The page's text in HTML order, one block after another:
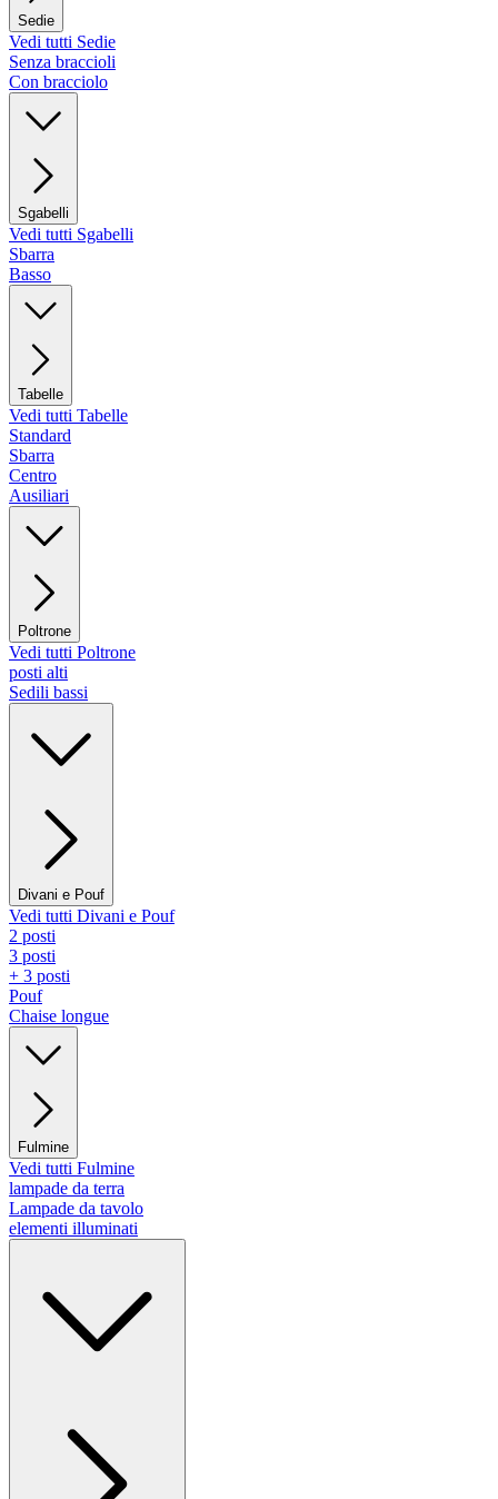
Sedie
Vedi tutti Sedie
Senza braccioli
Con bracciolo
Sgabelli
Vedi tutti Sgabelli
Sbarra
Basso
Tabelle
Vedi tutti Tabelle
Standard
Sbarra
Centro
Ausiliari
Poltrone
Vedi tutti Poltrone
posti alti
Sedili bassi
Divani e Pouf
Vedi tutti Divani e Pouf
2 posti
3 posti
+ 3 posti
Pouf
Chaise longue
Fulmine
Vedi tutti Fulmine
lampade da terra
Lampade da tavolo
elementi illuminati